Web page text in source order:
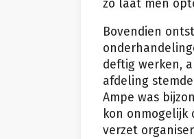
zo laat men
Bovendien
deftig werken,
afdeling
Ampe was
kon onmogelijk
verzet